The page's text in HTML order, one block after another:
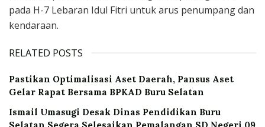
pada H-7 Lebaran Idul Fitri untuk arus penumpang dan
kendaraan.
RELATED POSTS
Pastikan Optimalisasi Aset Daerah, Pansus Aset
Gelar Rapat Bersama BPKAD Buru Selatan
Ismail Umasugi Desak Dinas Pendidikan Buru